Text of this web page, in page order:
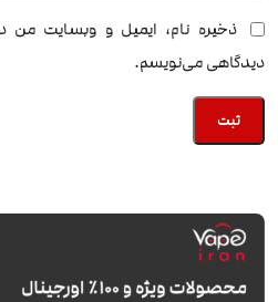
ذخیره نام، ایمیل و وبسایت من
دیدگاهی می‌نویسم.